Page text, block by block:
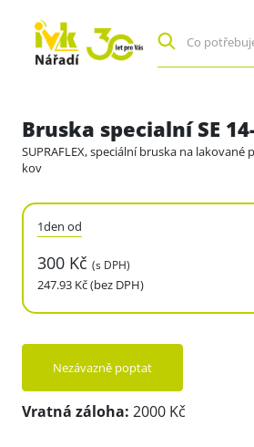
Bruska specialní SE
SUPRAFLEX, speciální bruska na
kov
1den od
300 Kč(s DPH)
247.93 Kč (bez DPH)
Nezávazně poptat
Vratná záloha: 2000 Kč